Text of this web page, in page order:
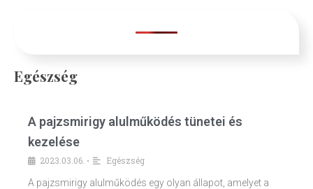
Egészség
A pajzsmirigy alulműködés tünetei és
kezelése
2023.03.06. •
Egészség
A pajzsmirigy alulműködés egy olyan állapot, amelyet a